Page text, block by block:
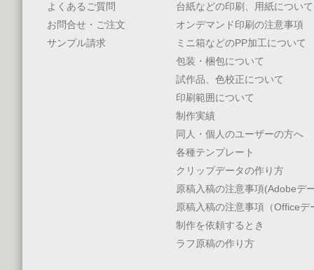
よくあるご質問
お問合せ・ご注文
サンプル請求
台紙などの印刷、用紙について
オンデマンド印刷の注意事項
ミニ箱などのPP加工について
包装・梱包について
試作品、色校正について
印刷範囲について
制作実績
同人・個人のユーザーの方へ
各種テンプレート
クリップデータの作り方
原稿入稿の注意事項(Adobeデ
原稿入稿の注意事項（Officeデ
制作を依頼するとき
ラフ原稿の作り方